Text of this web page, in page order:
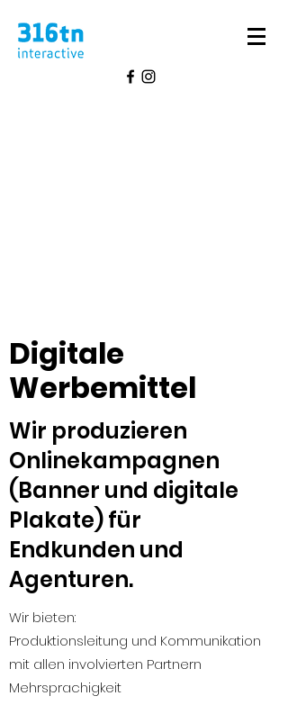
Digitale
Werbemittel
Wir produzieren
Onlinekampagnen
(Banner und digitale
Plakate) für
Endkunden und
Agenturen.
Wir bieten:
Produktionsleitung und Kommunikation
mit allen involvierten Partnern
Mehrsprachigkeit